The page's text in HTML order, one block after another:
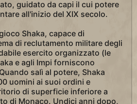
guidato da capi il cui potere
all'inizio del XIX secolo.
Shaka, capace di
di reclutamento militare degli
esercito organizzato (le
e agli Impi forniscono
salì al potere, Shaka
uomini ai suoi ordini e
di superficie inferiore a
di Monaco. Undici anni dopo,